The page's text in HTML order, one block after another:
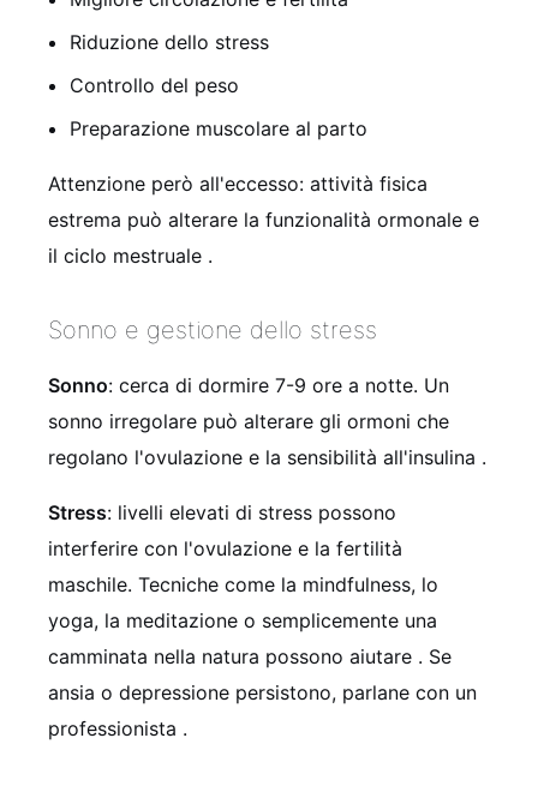
Riduzione dello stress
Controllo del peso
Preparazione muscolare al parto
Attenzione però all'eccesso: attività fisica
estrema può alterare la funzionalità ormonale e
il ciclo mestruale .
Sonno e gestione dello stress
Sonno: cerca di dormire 7-9 ore a notte. Un
sonno irregolare può alterare gli ormoni che
regolano l'ovulazione e la sensibilità all'insulina .
Stress: livelli elevati di stress possono
interferire con l'ovulazione e la fertilità
maschile. Tecniche come la mindfulness, lo
yoga, la meditazione o semplicemente una
camminata nella natura possono aiutare . Se
ansia o depressione persistono, parlane con un
professionista .